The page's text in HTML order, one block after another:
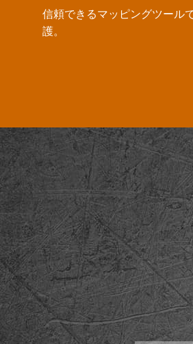
信頼できるマッピングツール
護。